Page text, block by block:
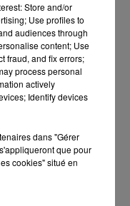
Store and/or
Use profiles to
audiences through
content; Use
fraud, and fix errors;
process personal
actively
Identify devices
dans "Gérer
que pour
cookies" situé en